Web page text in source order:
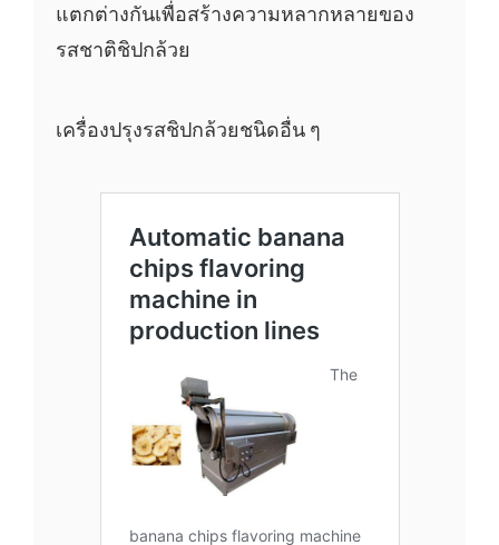
แตกต่างกันเพื่อสร้างความหลากหลายของ
รสชาติชิปกล้วย
เครื่องปรุงรสชิปกล้วยชนิดอื่น ๆ